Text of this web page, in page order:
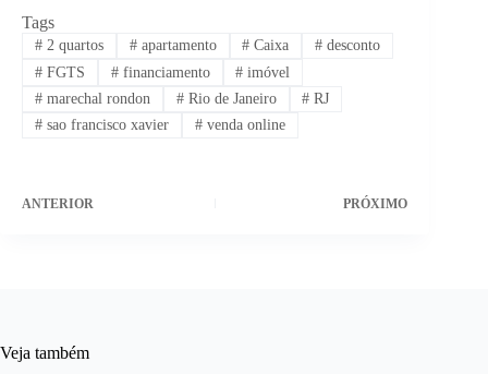
Tags
#2 quartos #apartamento # Caixa # desconto
#FGTS #financiamento # imóvel
#marechal rondon #Rio de Janeiro # RJ
#sao francisco xavier #venda online
ANTERIOR PRÓXIMO
Veja também